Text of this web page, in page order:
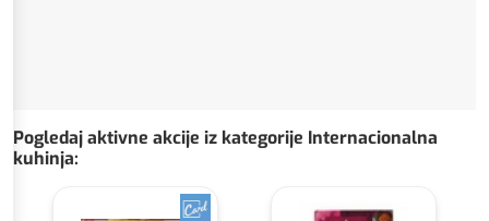
Pogledaj aktivne akcije iz kategorije Internacionalna
kuhinja: